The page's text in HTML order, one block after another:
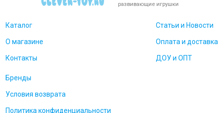
развивающие игрушки
Каталог
О магазине
Контакты
Статьи и Новости
Оплата и доставка
ДОУ и ОПТ
Бренды
Условия возврата
Политика конфиденциальности